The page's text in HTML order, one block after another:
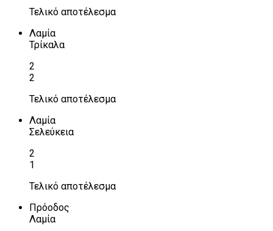
Τελικό αποτέλεσμα
Λαμία
Τρίκαλα
2
2
Τελικό αποτέλεσμα
Λαμία
Σελεύκεια
2
1
Τελικό αποτέλεσμα
Πρόοδος
Λαμία